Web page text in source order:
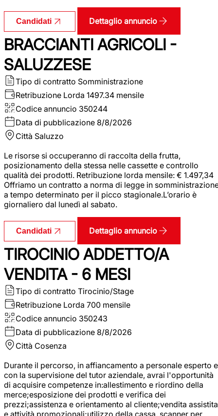
Candidati Dettaglio annuncio
BRACCIANTI AGRICOLI -
SALUZZESE
Tipo di contratto Somministrazione
Retribuzione Lorda 1497.34 mensile
Codice annuncio 350244
Data di pubblicazione 8/8/2026
Città Saluzzo
Le risorse si occuperanno di raccolta della frutta,
posizionamento della stessa nelle cassette e controllo
qualità dei prodotti. Retribuzione lorda mensile: € 1.497,34
Offriamo un contratto a norma di legge in
a tempo determinato per il picco stagionale.L’orario è
giornaliero dal lunedì al sabato.
Candidati Dettaglio annuncio
TIROCINIO ADDETTO/A
VENDITA - 6 MESI
Tipo di contratto Tirocinio/Stage
Retribuzione Lorda 700 mensile
Codice annuncio 350243
Data di pubblicazione 8/8/2026
Città Cosenza
Durante il percorso, in affiancamento a personale esperto e
con la supervisione del tutor aziendale, avrai l'opportunità
di acquisire competenze in:allestimento e riordino della
merce;esposizione dei prodotti e verifica dei
prezzi;assistenza e orientamento al cliente;vendita assistita
e attività promozionali;utilizzo della cassa, scanner per